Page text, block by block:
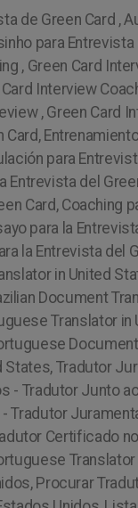
de Green Card ,
para
, Green Card
Interview
, Green Card
Card,
para
Entrevista del
Card, Coaching
para la
la Entrevista del
in United
Document
Translator
States, Tradutor
- Tradutor Junto
Tradutor
Certificado
Procurar